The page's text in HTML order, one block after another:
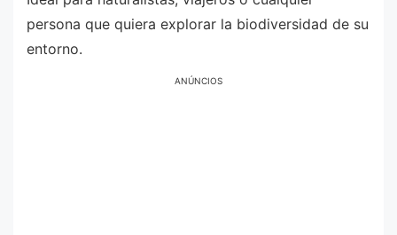
persona que quiera explorar la biodiversidad de su
entorno.
ANÚNCIOS